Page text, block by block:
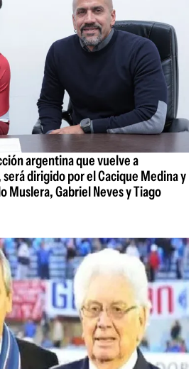
argentina que vuelve a
será dirigido por el Cacique Medina y
Muslera, Gabriel Neves y Tiago